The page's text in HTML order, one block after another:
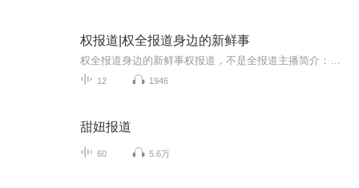
权报道|权全报道身边的新鲜事
12 1946
甜妞报道
60 5.6万